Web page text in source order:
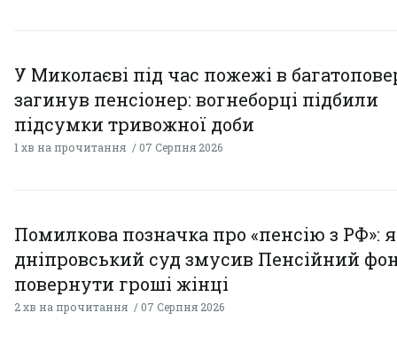
У Миколаєві під час пожежі в
загинув пенсіонер: вогнеборці підбили
підсумки тривожної доби
1 хв на прочитання 07 Серпня 2026
Помилкова позначка про «пенсію з РФ»:
дніпровський суд змусив Пенсійний
повернути гроші жінці
2 хв на прочитання 07 Серпня 2026